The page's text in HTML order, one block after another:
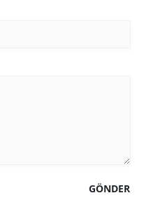
GÖNDER